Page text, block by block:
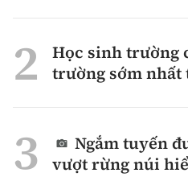
Học sinh trường
trường sớm nhất
Ngắm tuyến
vượt rừng núi